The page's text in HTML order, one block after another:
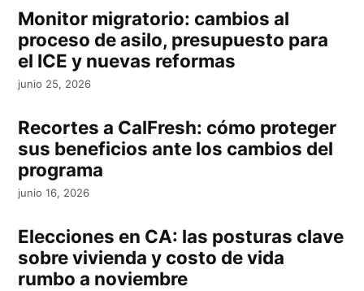
Monitor migratorio: cambios al
proceso de asilo, presupuesto para
el ICE y nuevas reformas
junio 25, 2026
Recortes a CalFresh: cómo proteger
sus beneficios ante los cambios del
programa
junio 16, 2026
Elecciones en CA: las posturas clave
sobre vivienda y costo de vida
rumbo a noviembre